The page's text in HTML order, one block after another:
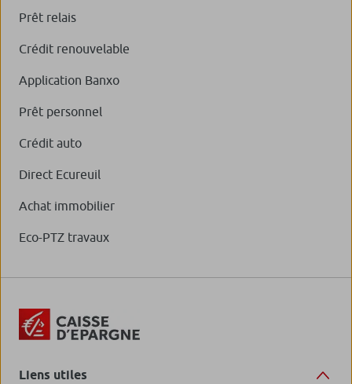
Prêt relais
Crédit renouvelable
Application Banxo
Prêt personnel
Crédit auto
Direct Ecureuil
Achat immobilier
Eco-PTZ travaux
Liens utiles